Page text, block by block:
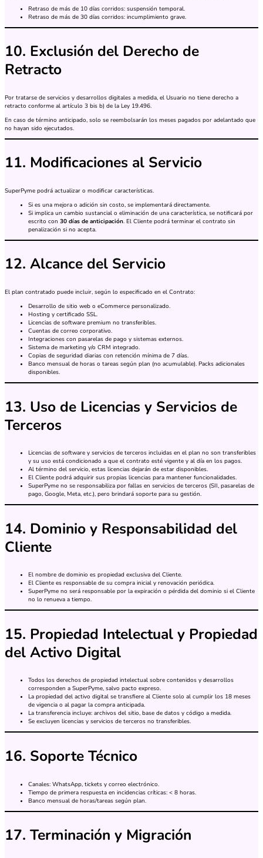
Retraso de más de 10 días corridos: suspensión temporal.
Retraso de más de 30 días corridos: incumplimiento grave.
10. Exclusión del Derecho de
Retracto
Por tratarse de servicios y desarrollos digitales a medida, el Usuario no tiene derecho a
retracto conforme al artículo 3 bis b) de la Ley 19.496.
En caso de término anticipado, solo se reembolsarán los meses pagados por adelantado que
no hayan sido ejecutados.
11. Modificaciones al Servicio
SuperPyme podrá actualizar o modificar características.
Si es una mejora o adición sin costo, se implementará directamente.
Si implica un cambio sustancial o eliminación de una característica, se notificará por
escrito con 30 días de anticipación. El Cliente podrá terminar el contrato sin
penalización si no acepta.
12. Alcance del Servicio
El plan contratado puede incluir, según lo especificado en el Contrato:
Desarrollo de sitio web o eCommerce personalizado.
Hosting y certificado SSL.
Licencias de software premium no transferibles.
Cuentas de correo corporativo.
Integraciones con pasarelas de pago y sistemas externos.
Sistema de marketing y/o CRM integrado.
Copias de seguridad diarias con retención mínima de 7 días.
Banco mensual de horas o tareas según plan (no acumulable). Packs adicionales
disponibles.
13. Uso de Licencias y Servicios de
Terceros
Licencias de software y servicios de terceros incluidas en el plan no son transferibles
y su uso está condicionado a que el contrato esté vigente y al día en los pagos.
Al término del servicio, estas licencias dejarán de estar disponibles.
El Cliente podrá adquirir sus propias licencias para mantener funcionalidades.
SuperPyme no se responsabiliza por fallas en servicios de terceros (SII, pasarelas de
pago, Google, Meta, etc.), pero brindará soporte para su gestión.
14. Dominio y Responsabilidad del
Cliente
El nombre de dominio es propiedad exclusiva del Cliente.
El Cliente es responsable de su compra inicial y renovación periódica.
SuperPyme no será responsable por la expiración o pérdida del dominio si el Cliente
no lo renueva a tiempo.
15. Propiedad Intelectual y Propiedad
del Activo Digital
Todos los derechos de propiedad intelectual sobre contenidos y desarrollos
corresponden a SuperPyme, salvo pacto expreso.
La propiedad del activo digital se transfiere al Cliente solo al cumplir los 18 meses
de vigencia o al pagar la compra anticipada.
La transferencia incluye: archivos del sitio, base de datos y código a medida.
Se excluyen licencias y servicios de terceros no transferibles.
16. Soporte Técnico
Canales: WhatsApp, tickets y correo electrónico.
Tiempo de primera respuesta en incidencias críticas: < 8 horas.
Banco mensual de horas/tareas según plan.
17. Terminación y Migración